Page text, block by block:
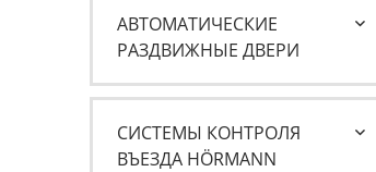
АВТОМАТИЧЕСКИЕ
РАЗДВИЖНЫЕ ДВЕРИ
СИСТЕМЫ КОНТРОЛЯ
ВЪЕЗДА HÖRMANN